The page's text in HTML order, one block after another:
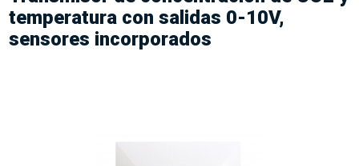
temperatura con salidas 0-10V,
sensores incorporados